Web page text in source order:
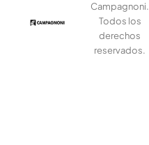
Campagnoni.
Todos los
derechos
reservados.